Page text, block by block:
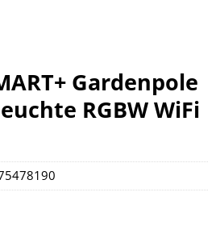
Gardenpole
RGBW WiFi